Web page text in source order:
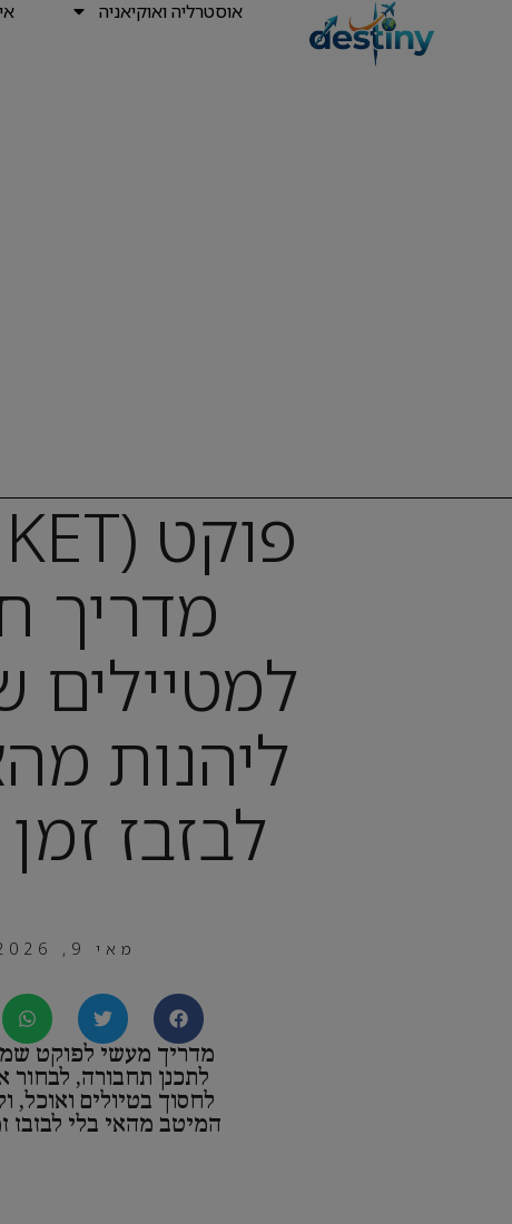
אוסטרליה ואוקיאניה
מדריך
למטיילים
ליהנות
לבזבז
מאי 9, 2026
מדריך מעשי לפוקט
לתכנן תחבורה, לבחור
לחסוך בטיולים ואוכל,
המיטב מהאי בלי לבזבז